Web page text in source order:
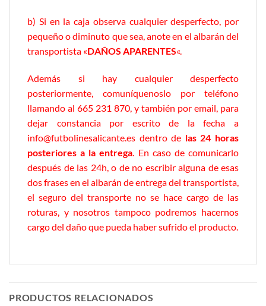
b) Si en la caja observa cualquier desperfecto, por
pequeño o diminuto que sea, anote en el albarán del
transportista «DAÑOS APARENTES«.
Además si hay cualquier desperfecto
posteriormente, comuníquenoslo por teléfono
llamando al 665 231 870, y también por email, para
dejar constancia por escrito de la fecha a
info@futbolinesalicante.es dentro de las 24 horas
posteriores a la entrega . En caso de comunicarlo
después de las 24h, o de no escribir alguna de esas
dos frases en el albarán de entrega del transportista,
el seguro del transporte no se hace cargo de las
roturas, y nosotros tampoco podremos hacernos
cargo del daño que pueda haber sufrido el producto.
PRODUCTOS RELACIONADOS